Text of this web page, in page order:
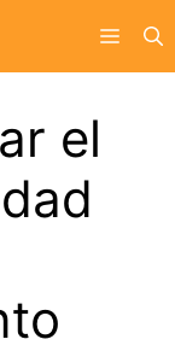
Menú
el